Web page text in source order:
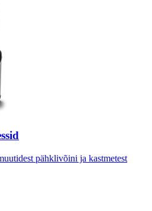
pähklivõini ja kastmetest